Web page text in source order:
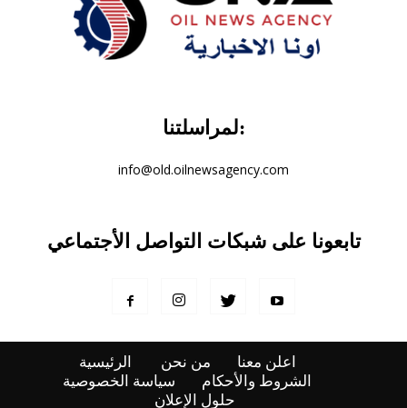
لمراسلتنا:
info@old.oilnewsagency.com
تابعونا على شبكات التواصل الأجتماعي
الرئيسية من نحن
اعلن معنا
سياسة الخصوصية
الشروط والأحكام
حلول الإعلان